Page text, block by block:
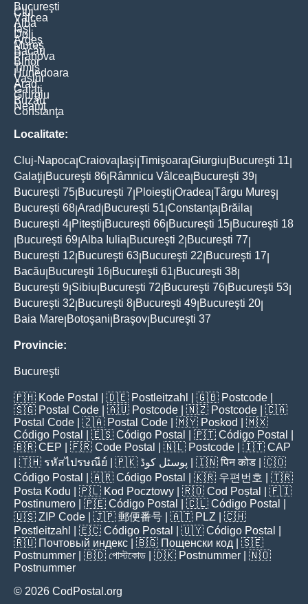
Bucureşti
Cluj
Vâlcea
Alba
Iaşi
Dolj
Argeş
Mureş
Bacău
Prahova
Bihor
Timiş
Hunedoara
Vaslui
Arad
Galaţi
Giurgiu
Buzău
Neamţ
Constanţa
Localitate:
Cluj-Napoca Craiova Iaşi Timişoara Giurgiu Bucureşti 11
Galaţi Bucureşti 86 Râmnicu Vâlcea Bucureşti 39
Bucureşti 75 Bucureşti 7 Ploieşti Oradea Târgu Mureş
Bucureşti 68 Arad Bucureşti 51 Constanţa Brăila
Bucureşti 4 Piteşti Bucureşti 66 Bucureşti 15 Bucureşti 18
Bucureşti 69 Alba Iulia Bucureşti 2 Bucureşti 77
Bucureşti 12 Bucureşti 63 Bucureşti 22 Bucureşti 17
Bacău Bucureşti 16 Bucureşti 61 Bucureşti 38
Bucureşti 9 Sibiu Bucureşti 72 Bucureşti 76 Bucureşti 53
Bucureşti 32 Bucureşti 8 Bucureşti 49 Bucureşti 20
Baia Mare Botoşani Braşov Bucureşti 37
Provincie:
Bucureşti
🇵🇭 Kode Postal | 🇩🇪 Postleitzahl | 🇬🇧 Postcode
🇸🇬 Postal Code | 🇦🇺 Postcode | 🇳🇿 Postcode | 🇨🇦
Postal Code | 🇿🇦 Postal Code | 🇲🇾 Poskod
| 🇲🇽
Código Postal
| 🇪🇸 Código Postal | 🇵🇹 Código Postal
🇧🇷 CEP | 🇫🇷 Code Postal | 🇳🇱 Postcode | 🇮🇹 CAP
| 🇹🇭 รหัสไปรษณีย์ | 🇵🇰 پوسٹل کوڈ | 🇮🇳पिन कोड | 🇨🇴
Código Postal
| 🇦🇷 Código Postal | 🇰🇷 우편번호
| 🇹🇷
Posta Kodu | 🇵🇱 Kod Pocztowy | 🇷🇴 Cod Poștal
| 🇫🇮
Postinumero | 🇵🇪 Código Postal | 🇨🇱 Código Postal
🇺🇸 ZIP Code | 🇯🇵 郵便番号 | 🇦🇹 PLZ | 🇨🇭
Postleitzahl
| 🇪🇨 Código Postal | 🇺🇾 Código Postal
🇷🇺 Почтовый индекс | 🇧🇬 Пощенски код | 🇸🇪
Postnummer | 🇧🇩 পোস্টকোড | 🇩🇰 Postnummer | 🇳🇴
Postnummer
© 2026 CodPostal.org